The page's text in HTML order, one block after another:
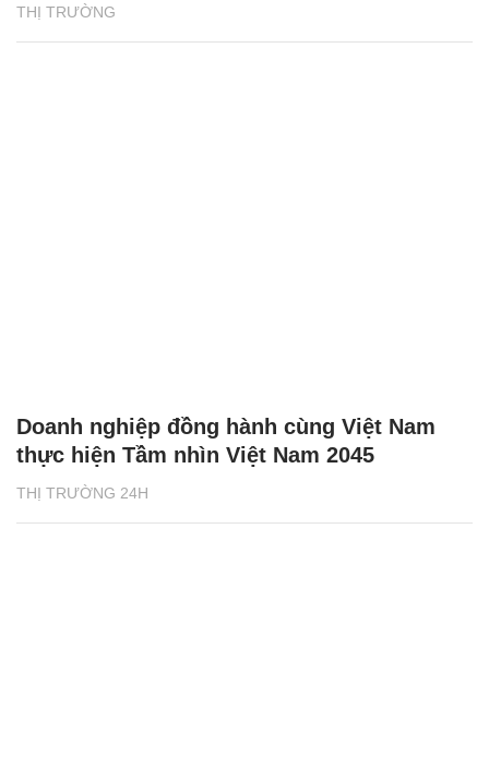
THỊ TRƯỜNG
THỊ TRƯỜNG 24H
Doanh nghiệp đồng hành cùng Việt Nam
thực hiện Tầm nhìn Việt Nam 2045